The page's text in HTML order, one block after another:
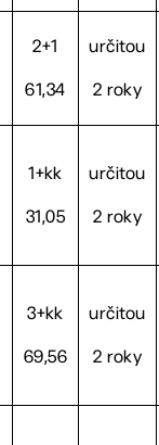
2+1
61,34
určitou
2 roky
1+kk
31,05
určitou
2 roky
3+kk
69,56
určitou
2 roky